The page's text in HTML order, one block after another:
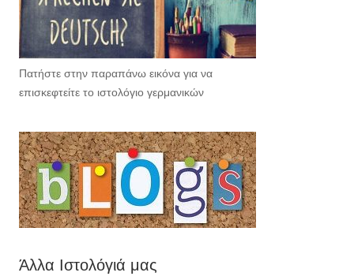
Πατήστε στην παραπάνω εικόνα για να
επισκεφτείτε το ιστολόγιο γερμανικών
Άλλα Ιστολόγιά μας